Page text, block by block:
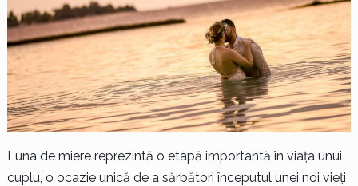
Luna de miere reprezintă o etapă importantă în viața unui
cuplu, o ocazie unică de a sărbători începutul unei noi vieți